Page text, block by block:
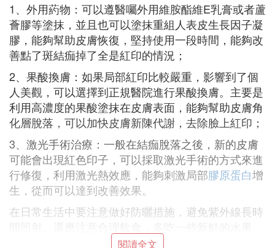
1、外用葯物：可以遵醫囑外用維胺酯維E乳膏或者蘆
薈膠等塗抹，並且也可以塗抹重組人表皮生長因子凝
膠，能夠幫助皮膚恢復，堅持使用一段時間，能夠改
善點了斑結痂掉了全是紅印的情況；
2、果酸換膚：如果局部紅印比較嚴重，影響到了個
人美觀，可以選擇到正規醫院進行果酸換膚。主要是
利用高濃度的果酸塗抹在皮膚表面，能夠幫助皮膚角
化層脫落，可以加快皮膚新陳代謝，去除臉上紅印；
3、激光手術治療：一般在結痂脫落之後，新的皮膚
可能會出現紅色印子，可以採取激光手術的方式來進
行修復，利用激光熱效應，能夠刺激局部膠原蛋白增
生，從而可以達到改善效果。
在日常生活中要注意做好防曬措施，避免紫外線長時
蔬菜，比如蘋果、黃瓜等。
閱讀全文